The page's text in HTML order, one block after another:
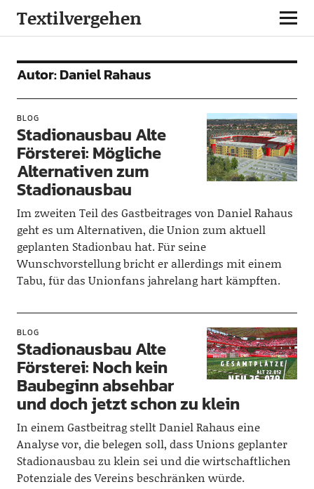
Textilvergehen
Autor:Daniel Rahaus
BLOG
Stadionausbau Alte
Försterei: Mögliche
Alternativen zum
Stadionausbau
Im zweiten Teil des Gastbeitrages von Daniel Rahaus
geht es um Alternativen, die Union zum aktuell
geplanten Stadionbau hat. Für seine
Wunschvorstellung bricht er allerdings mit einem
Tabu, für das Unionfans jahrelang hart kämpften.
BLOG
Stadionausbau Alte
Försterei: Noch kein
Baubeginn absehbar
und doch jetzt schon zu klein
In einem Gastbeitrag stellt Daniel Rahaus eine
Analyse vor, die belegen soll, dass Unions geplanter
Stadionausbau zu klein sei und die wirtschaftlichen
Potenziale des Vereins beschränken würde.